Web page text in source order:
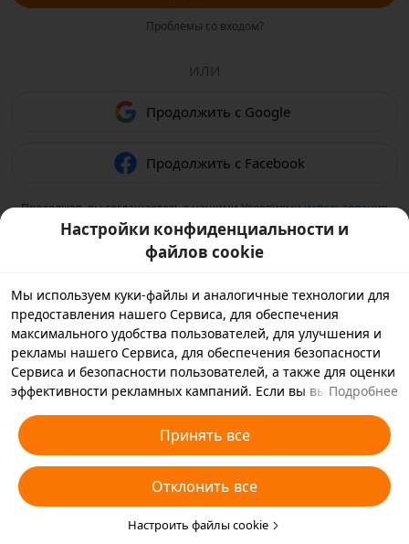
Проблемы со входом?
ИЛИ
Продолжить с Google
Продолжить с Facebook
Продолжая, вы соглашаетесь с нашимиУсловиями использования
и подтверждаете, что прочитали нашу Политику
конфиденциальности
Настройки конфиденциальности и
файлов cookie
Мы используем куки-файлы и аналогичные технологии для
предоставления нашего Сервиса, для обеспечения
максимального удобства пользователей, для улучшения и
рекламы нашего Сервиса, для обеспечения безопасности
Сервиса и безопасности пользователей, а также для оценки
эффективности рекламных кампаний. Если вы выбираете
с которыми мы работаем, будем хранить куки-файлы и
использовать аналогичные технологии на вашем
устройстве в рекламных целях. Вы также можете выбрать
«Отклонить все», чтобы отклонить все необязательные
куки-файлы, или выбрать, какие типы куки-файлов
необходимо принять или отклонить. Для этого нажмите
Подробнее
Принять все
Отклонить все
Настроить файлы cookie